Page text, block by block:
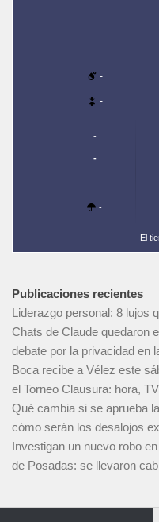
-
-
-
-
-
El
Publicaciones recientes
Liderazgo personal: 8 lujos
Chats de Claude quedaron
debate por la privacidad en
Boca recibe a Vélez este
el Torneo Clausura: hora,
Qué cambia si se aprueba
cómo serán los desalojos
Investigan un nuevo robo
de Posadas: se llevaron